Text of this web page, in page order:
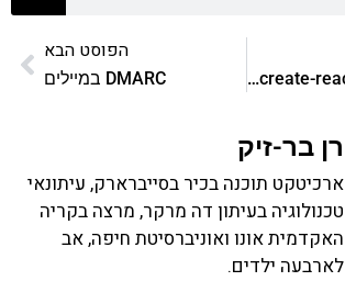
מריצים create-react-app? כל אתר יכול לדעת מה אתם מפתחים
הפוסט הבא
DMARC במיילים
רן בר-זיק
ארכיטקט תוכנה בכיר בסייברארק, עיתונאי
טכנולוגיה בעיתון דה מרקר, מרצה בקריה
האקדמית אונו ואוניברסיטת חיפה, אב
לארבעה ילדים.